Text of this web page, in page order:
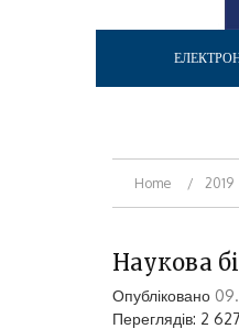
Home 2019
Наукова
Опубліковано
Переглядів: 2 627